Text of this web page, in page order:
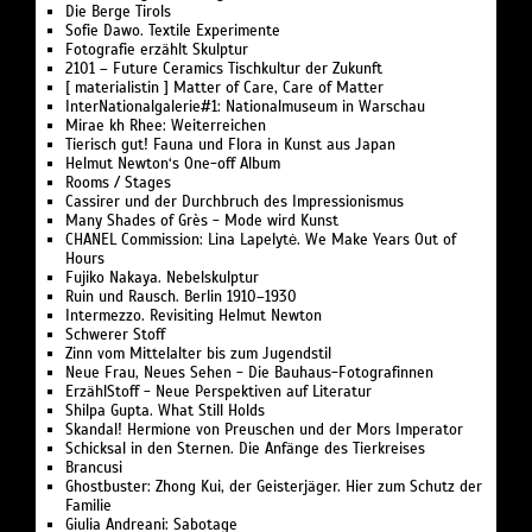
bis heute ist kuratiert von Gabriela Burkhalter, freie
Kuratorin und Stadtplanerin, mit Savannah Thümler,
Volontariat Direktion, Gropius Bau.
Ausstellungsmanagement: Filippa Carlini,
Projektleitung
Öffnungszeiten:
Mo, Mi, Do, Fr: 12:00–18:00
Sa & So: 10:00–18:00
Di geschlossen
Eintritt frei
(Bild: Spielaktion von Pädagogische Aktion (PA),
München-Neuperlach, BRD, 1971; © Wolfgang
Zacharias)
Die Berge Tirols
Sofie Dawo. Textile Experimente
Fotografie erzählt Skulptur
2101 – Future Ceramics Tischkultur der Zukunft
[ materialistin ] Matter of Care, Care of Matter
InterNationalgalerie#1: Nationalmuseum in Warschau
Mirae kh Rhee: Weiterreichen
Tierisch gut! Fauna und Flora in Kunst aus Japan
Helmut Newton‘s One-off Album
Rooms / Stages
Cassirer und der Durchbruch des Impressionismus
Many Shades of Grès - Mode wird Kunst
CHANEL Commission: Lina Lapelytė. We Make Years Out of
Hours
Fujiko Nakaya. Nebelskulptur
Ruin und Rausch. Berlin 1910–1930
Intermezzo. Revisiting Helmut Newton
Schwerer Stoff
Zinn vom Mittelalter bis zum Jugendstil
Neue Frau, Neues Sehen - Die Bauhaus-Fotografinnen
ErzählStoff - Neue Perspektiven auf Literatur
Shilpa Gupta. What Still Holds
Skandal! Hermione von Preuschen und der Mors Imperator
Schicksal in den Sternen. Die Anfänge des Tierkreises
Brancusi
Ghostbuster: Zhong Kui, der Geisterjäger. Hier zum Schutz der
Familie
Giulia Andreani: Sabotage